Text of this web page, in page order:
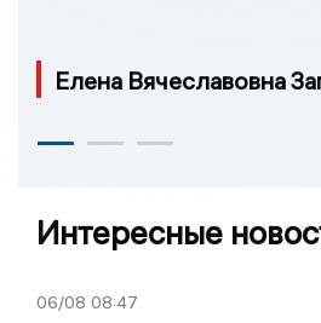
Елена Вячеславовна
Интересные
06/08 08:47